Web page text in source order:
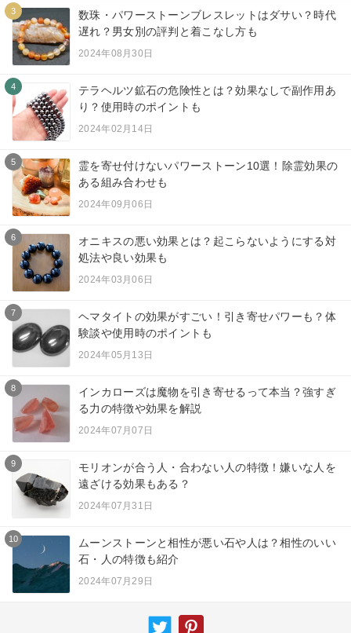
3
数珠・パワーストーンブレスレットはダサい？時代
遅れ？男女別の評判と着こなし方も
2024年08月30日
4
テラヘルツ鉱石の危険性とは？効果なしで副作用あ
り？使用時のポイントも
2024年02月14日
5
霊を寄せ付けないパワーストーン10選！除霊効果の
ある組み合わせも
2024年09月06日
6
オニキスの悪い効果とは？起こらないようにする対
処法や良い効果も
2024年03月06日
7
ヘマタイトの効果がすごい！引き寄せパワーも？体
験談や使用時のポイントも
2024年05月13日
8
インカローズは魔物を引き寄せるって本当？強すぎ
る力の特徴や効果を解説
2024年07月07日
9
モリオンが合う人・合わない人の特徴！嫌いな人を
遠ざける効果もある？
2024年07月31日
10
ムーンストーンと相性が悪い石や人は？相性のいい
石・人の特徴も紹介
2024年07月29日